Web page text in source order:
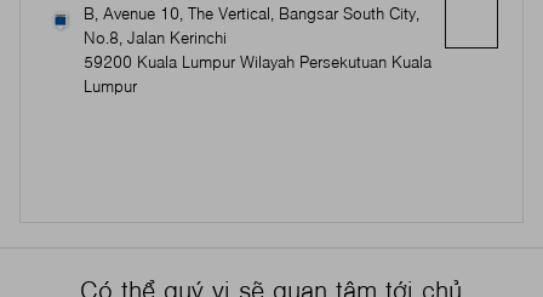
B, Avenue 10, The Vertical, Bangsar South City,
No.8, Jalan Kerinchi
59200 Kuala Lumpur Wilayah Persekutuan Kuala
Lumpur